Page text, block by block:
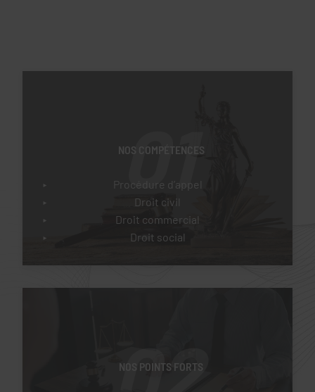
01
NOS COMPÉTENCES
Procédure d’appel
Droit civil
Droit commercial
Droit social
02
NOS POINTS FORTS